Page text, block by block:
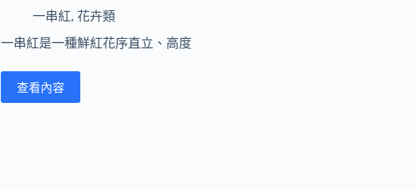
一串紅, 花卉類
一串紅是一種鮮紅花序直立、高度
查看內容